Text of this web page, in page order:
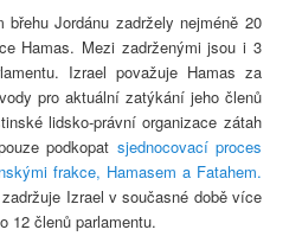
Jordánu zadržely nejméně 20
Hamas. Mezi zadrženými jsou i 3
Izrael považuje Hamas za
pro aktuální zatýkání jeho členů
lidsko-právní organizace zátah
podkopat sjednocovací proces
frakce, Hamasem a Fatahem.
Izrael v současné době více
12 členů parlamentu.